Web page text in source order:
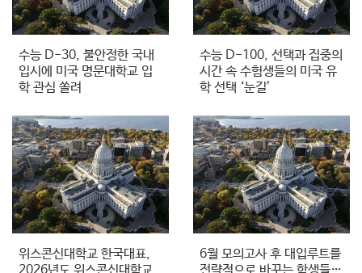
수능 D-30, 불안정한 국내
입시에 미국 명문대학교 입
학 관심 쏠려
수능 D-100, 선택과 집중의
시간 속 수험생들의 미국 유
학 선택 ‘눈길’
위스콘신대학교 한국대표,
2026년도 위스콘신대학교
6월 모의고사 후 대입루트를
전략적으로 바꾸는 학생들…